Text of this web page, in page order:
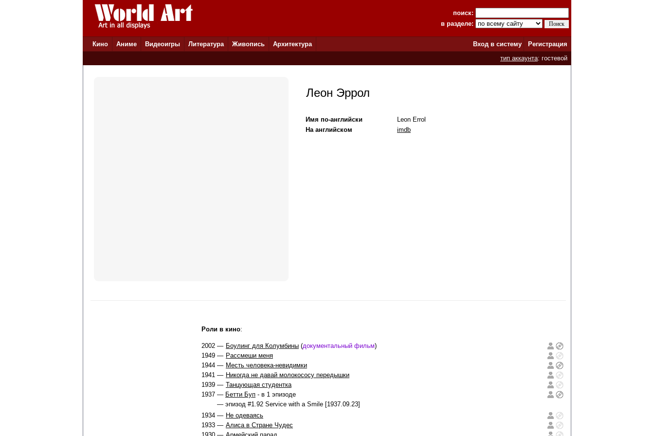
поиск:
в разделе:
Кино Аниме Видеоигры Литература Живопись Архитектура Вход в систему
Регистрация
тип аккаунта: гостевой
Леон Эррол
Имя по-английски
Leon Errol
На английском
imdb
Роли в кино:
2002 — Боулинг для Колумбины (документальный фильм)
1949 — Рассмеши меня
1944 — Месть человека-невидимки
1941 — Никогда не давай молокососу передышки
1939 — Танцующая студентка
1937 — Бетти Буп - в 1 эпизоде
— эпизод #1.92 Service with a Smile [1937.09.23]
1934 — Не одеваясь
1933 — Алиса в Стране Чудес